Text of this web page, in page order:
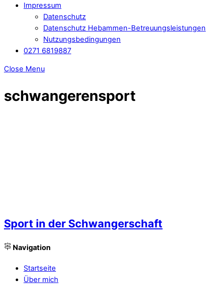
Impressum
Datenschutz
Datenschutz Hebammen-Betreuungsleistungen
Nutzungsbedingungen
0271 6819887
Close Menu
schwangerensport
Sport in der Schwangerschaft
Navigation
Startseite
Über mich